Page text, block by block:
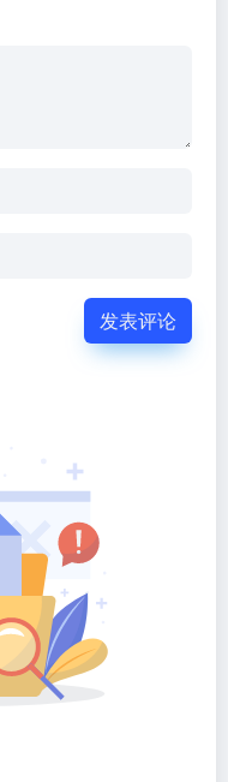
发表评论